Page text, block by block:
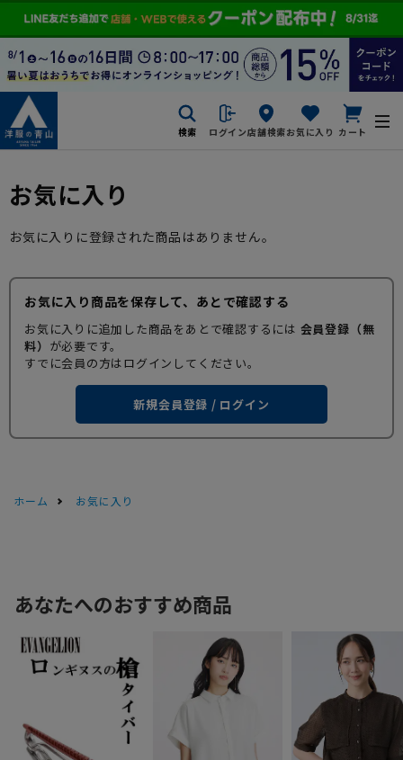
検索 ログイン店舗検索お気に入り カート
お気に入り
お気に入りに登録された商品はありません。
お気に入り商品を保存して、あとで確認する
お気に入りに追加した商品をあとで確認するには 会員登録（無
料） が必要です。
すでに会員の方はログインしてください。
新規会員登録 / ログイン
ホーム お気に入り